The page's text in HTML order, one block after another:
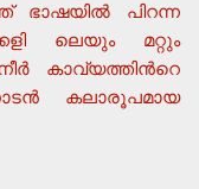
ഭാഷയില്‍ പിറന്ന
ലെയും മറ്റും
കാവ്യത്തിന്‍റെ
കലാരൂപമായ